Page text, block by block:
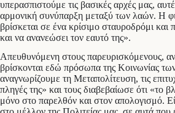
υπερασπιστούμε τις βασικές αρχές μας,
αρμονική συνύπαρξη μεταξύ των λαών. Η
βρίσκεται σε ένα κρίσιμο σταυροδρόμι και
και να ανανεώσει τον εαυτό της».
Απευθυνόμενη στους παρευρισκόμενους,
βρίσκονται εδώ πρόσωπα της Κοινωνίας
αναγνωρίζουμε τη Μεταπολίτευση, τις
πληγές της» και τους διαβεβαίωσε ότι «το
μόνο στο παρελθόν και στον απολογισμό.